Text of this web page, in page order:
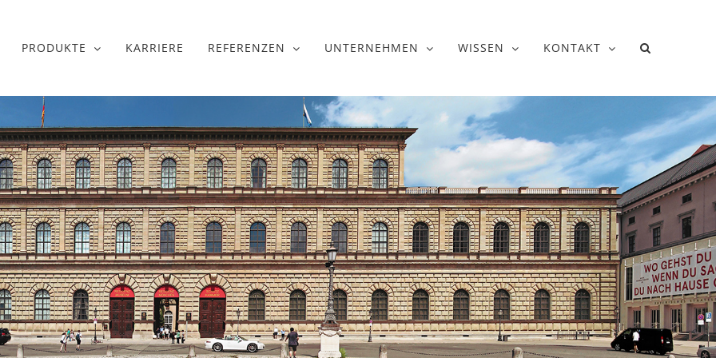
PRODUKTE KARRIERE REFERENZEN UNTERNEHMEN WISSEN KONTAKT